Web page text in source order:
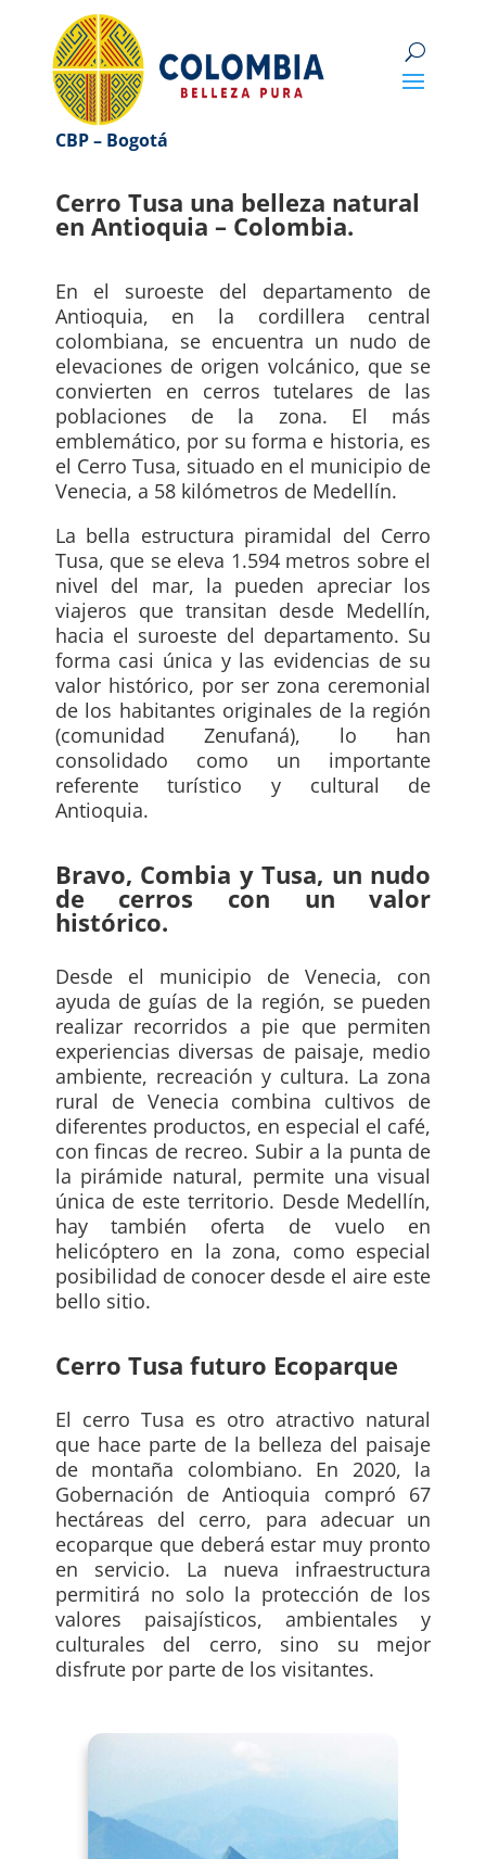
CBP – Bogotá
Cerro Tusa una belleza natural
en Antioquia – Colombia.
En el suroeste del departamento de
Antioquia, en la cordillera central
colombiana, se encuentra un nudo de
elevaciones de origen volcánico, que se
convierten en cerros tutelares de las
poblaciones de la zona. El más
emblemático, por su forma e historia, es
el Cerro Tusa, situado en el municipio de
Venecia, a 58 kilómetros de Medellín.
La bella estructura piramidal del Cerro
Tusa, que se eleva 1.594 metros sobre el
nivel del mar, la pueden apreciar los
viajeros que transitan desde Medellín,
hacia el suroeste del departamento. Su
forma casi única y las evidencias de su
valor histórico, por ser zona ceremonial
de los habitantes originales de la región
(comunidad Zenufaná), lo han
consolidado como un importante
referente turístico y cultural de
Antioquia.
Bravo, Combia y Tusa, un nudo
de cerros con un valor
histórico.
Desde el municipio de Venecia, con
ayuda de guías de la región, se pueden
realizar recorridos a pie que permiten
experiencias diversas de paisaje, medio
ambiente, recreación y cultura. La zona
rural de Venecia combina cultivos de
diferentes productos, en especial el café,
con fincas de recreo. Subir a la punta de
la pirámide natural, permite una visual
única de este territorio. Desde Medellín,
hay también oferta de vuelo en
helicóptero en la zona, como especial
posibilidad de conocer desde el aire este
bello sitio.
Cerro Tusa futuro Ecoparque
El cerro Tusa es otro atractivo natural
que hace parte de la belleza del paisaje
de montaña colombiano. En 2020, la
Gobernación de Antioquia compró 67
hectáreas del cerro, para adecuar un
ecoparque que deberá estar muy pronto
en servicio. La nueva infraestructura
permitirá no solo la protección de los
valores paisajísticos, ambientales y
culturales del cerro, sino su mejor
disfrute por parte de los visitantes.